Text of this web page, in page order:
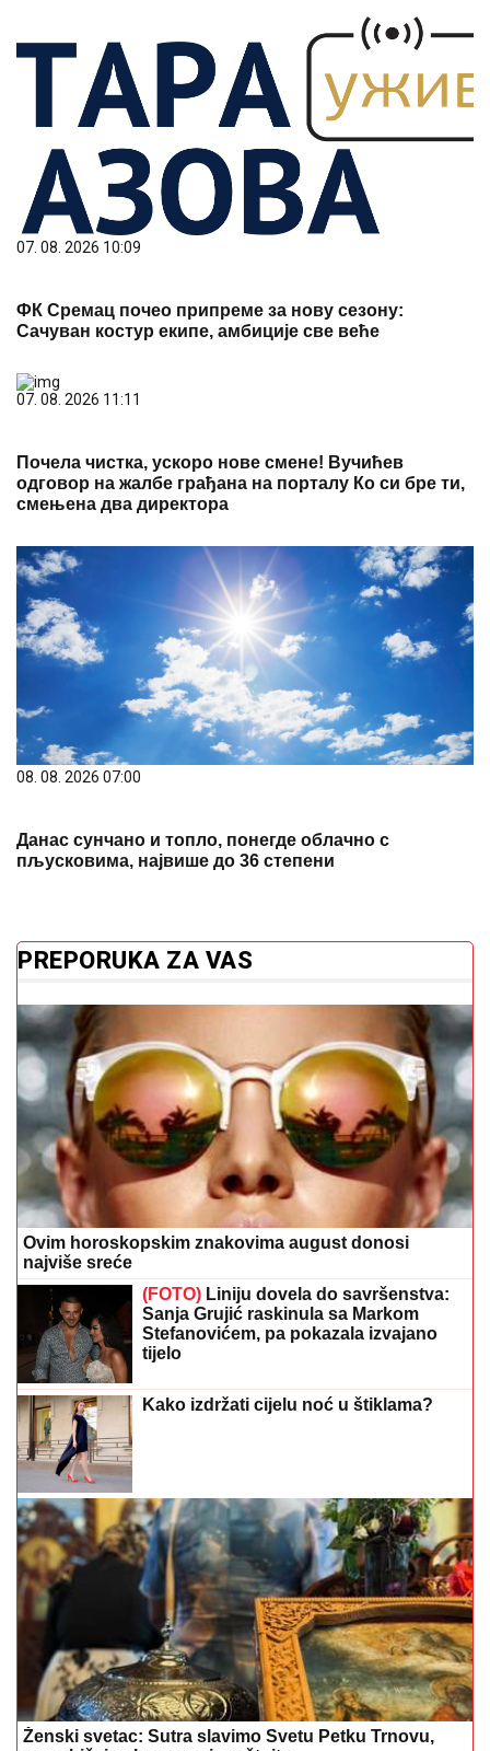
07. 08. 2026 10:09
ФК Сремац почео припреме за нову сезону:
Сачуван костур екипе, амбиције све веће
07. 08. 2026 11:11
Почела чистка, ускоро нове смене! Вучићев
одговор на жалбе грађана на порталу Ко си бре ти,
смењена два директора
08. 08. 2026 07:00
Данас сунчано и топло, понегде облачно с
пљусковима, највише до 36 степени
PREPORUKA ZA VAS
Ovim horoskopskim znakovima august donosi
najviše sreće
(FOTO) Liniju dovela do savršenstva:
Sanja Grujić raskinula sa Markom
Stefanovićem, pa pokazala izvajano
tijelo
Kako izdržati cijelu noć u štiklama?
Ženski svetac: Sutra slavimo Svetu Petku Trnovu,